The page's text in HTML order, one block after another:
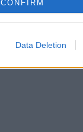
CONFIRM
Data Deletion